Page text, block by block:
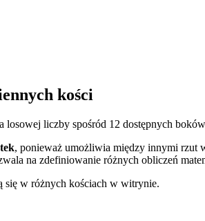
kości
losowej liczby spośród 12 dostępnych
, ponieważ umożliwia między innymi rzut
na zdefiniowanie różnych obliczeń
się w różnych kościach w witrynie.